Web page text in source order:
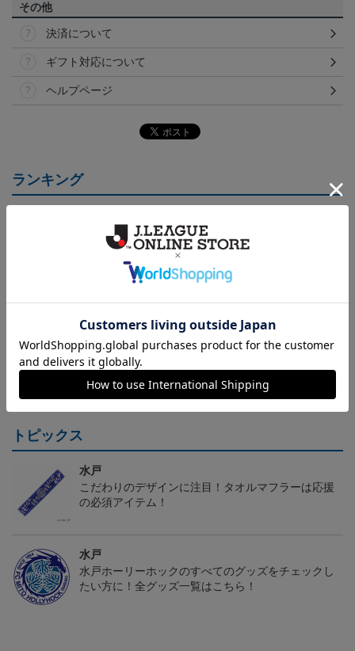
その他
決済について
ギフト対応について
ヘルプページ
ランキング
（Sｰ3XL）2026/27 オー
センティックユニフォー
20,020円～25,520円
（130-160cm）2026/27
キッズユニフォーム FP1s
5,500円
FP 1st
23,020円～28,520円
トピックス
水戸
こだわりのデザインに注目！タオルマフラーは応援
の必須アイテム！
水戸
水戸ホーリーホックのすべてのグッズをチェックし
たい方に！全グッズ一覧はこちら！